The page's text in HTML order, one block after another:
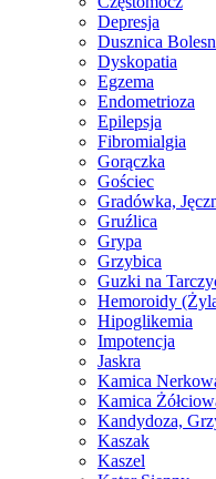
Depresja
Dusznica
Dyskopatia
Egzema
Endometrioza
Epilepsja
Fibromialgia
Gorączka
Gościec
Gradówka,
Gruźlica
Grypa
Grzybica
Guzki na
Hemoroidy
Hipoglikemia
Impotencja
Jaskra
Kamica
Kamica
Kandydoza,
Kaszak
Kaszel